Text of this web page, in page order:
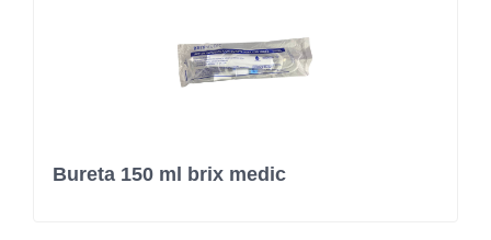
Bureta 150 ml brix medic